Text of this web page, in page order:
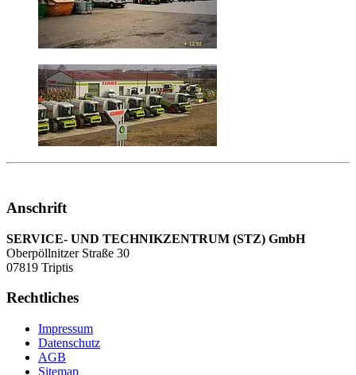
Anschrift
SERVICE- UND TECHNIKZENTRUM (STZ) GmbH
Oberpöllnitzer Straße 30
07819 Triptis
Rechtliches
Impressum
Datenschutz
AGB
Sitemap